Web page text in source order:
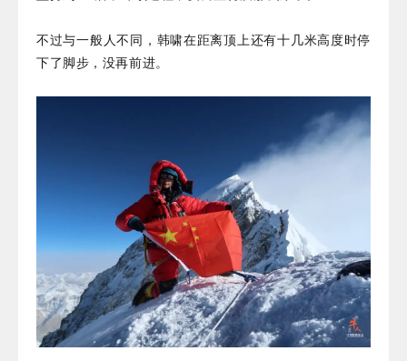
不过与一般人不同，韩啸在距离顶上还有十几米高度时停
下了脚步，没再前进。